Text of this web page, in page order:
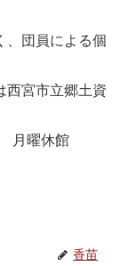
、団員による個
西宮市立郷土資
月曜休館
香苗